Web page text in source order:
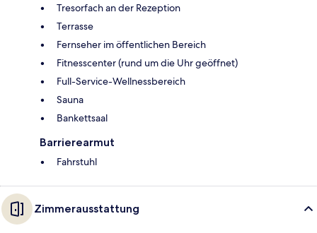
Tresorfach an der Rezeption
Terrasse
Fernseher im öffentlichen Bereich
Fitnesscenter (rund um die Uhr geöffnet)
Full-Service-Wellnessbereich
Sauna
Bankettsaal
Barrierearmut
Fahrstuhl
Zimmerausstattung